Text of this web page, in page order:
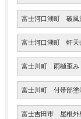
富士河口湖町 破風
富士河口湖町 軒天
富士川町 雨樋歪み
富士川町 付帯部塗
富士吉田市 屋根外